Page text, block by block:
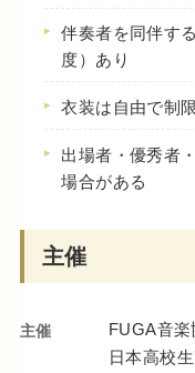
伴奏者を同伴す
度）あり
衣装は自由で制
出場者・優秀者
場合がある
主催
主催
FUGA音楽
日本高校